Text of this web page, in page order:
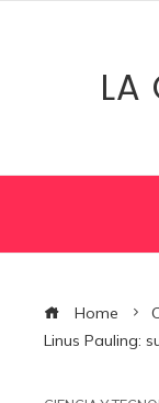
LA
Home
Linus Pauling: